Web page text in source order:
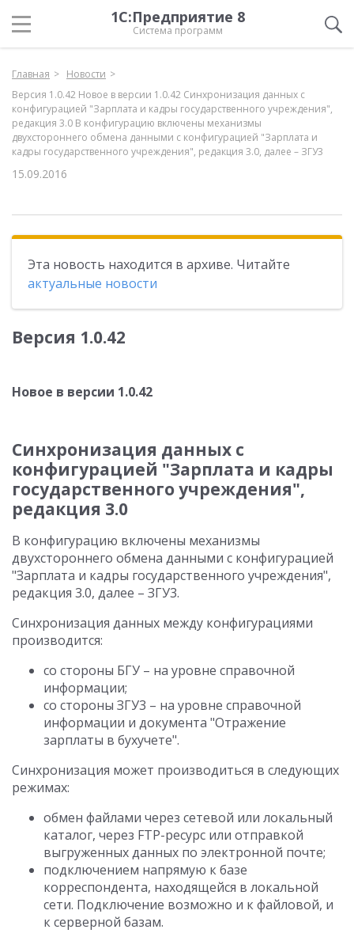
1С:Предприятие 8
Система программ
Главная
Новости
Версия 1.0.42 Новое в версии 1.0.42 Синхронизация данных с
конфигурацией "Зарплата и кадры государственного учреждения",
редакция 3.0 В конфигурацию включены механизмы
двухстороннего обмена данными с конфигурацией "Зарплата и
кадры государственного учреждения", редакция 3.0, далее – ЗГУ3
15.09.2016
Эта новость находится в архиве. Читайте
актуальные новости
Версия 1.0.42
Новое в версии 1.0.42
Синхронизация данных с
конфигурацией "Зарплата и кадры
государственного учреждения",
редакция 3.0
В конфигурацию включены механизмы
двухстороннего обмена данными с конфигурацией
"Зарплата и кадры государственного учреждения",
редакция 3.0, далее – ЗГУ3.
Синхронизация данных между конфигурациями
производится:
со стороны БГУ – на уровне справочной
информации;
со стороны ЗГУ3 – на уровне справочной
информации и документа "Отражение
зарплаты в бухучете".
Синхронизация может производиться в следующих
режимах:
обмен файлами через сетевой или локальный
каталог, через FTP-ресурс или отправкой
выгруженных данных по электронной почте;
подключением напрямую к базе
корреспондента, находящейся в локальной
сети. Подключение возможно и к файловой, и
к серверной базам.